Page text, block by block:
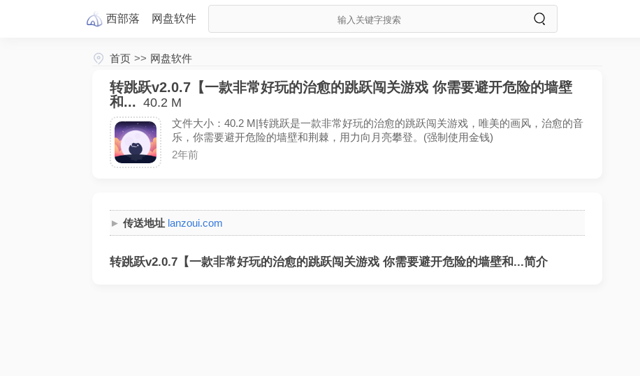
西部落 网盘软件
首页 >> 网盘软件
转跳跃v2.0.7【一款非常好玩的治愈的跳跃闯关游戏 你需要避开危险的墙壁
和... 40.2 M
文件大小：40.2 M|转跳跃是一款非常好玩的治愈的跳跃闯关游戏，唯美的画风，治愈的音
乐，你需要避开危险的墙壁和荆棘，用力向月亮攀登。(强制使用金钱)
2年前
传送地址 lanzoui.com
转跳跃v2.0.7【一款非常好玩的治愈的跳跃闯关游戏 你需要避开危险的墙壁和...简介